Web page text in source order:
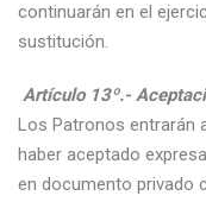
continuarán en el
sustitución.
Artículo 13º.-
Los Patronos entrarán
haber aceptado
en documento privado